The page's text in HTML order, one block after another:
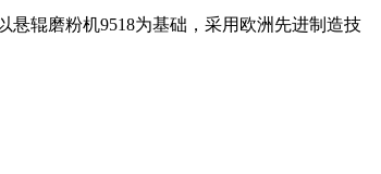
辊磨粉机9518为基础，采用欧洲先进制造技